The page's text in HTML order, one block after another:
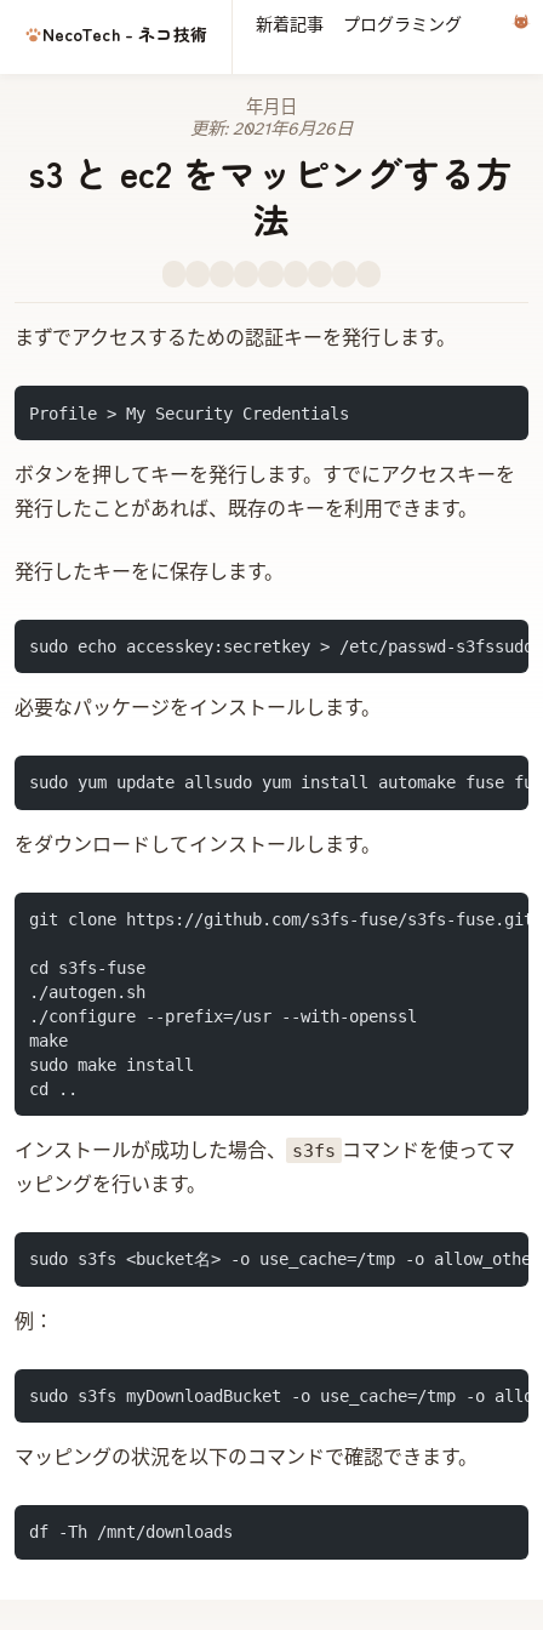
NecoTech - ネコ技術 新着記事 プログラミング 電子
2020年1月15日
更新: 2021年6月26日
s3 と ec2 をマッピングする方
法
まず AWS でアクセスするための認証キーを発行します。
Profile > My Security Credentials
[Create access key] ボタンを押してキーを発行します。すでにアクセスキーを
発行したことがあれば、既存のキーを利用できます。
発行したキーを ec2 に保存します。
sudo echo accesskey:secretkey > /etc/passwd-s3fssudo
必要なパッケージをインストールします。
sudo yum update allsudo yum install automake fuse
s3fs-fuse をダウンロードしてインストールします。
git clone https://github.com/s3fs-fuse/s3fs-fuse.git
cd s3fs-fuse
./autogen.sh
./configure --prefix=/usr --with-openssl
make
sudo make install
cd ..
インストールが成功した場合、 s3fs コマンドを使ってマ
ッピングを行います。
sudo s3fs <bucket名> -o use_cache=/tmp -o allow_other
例：
sudo s3fs myDownloadBucket -o use_cache=/tmp -o
マッピングの状況を以下のコマンドで確認できます。
df -Th /mnt/downloads